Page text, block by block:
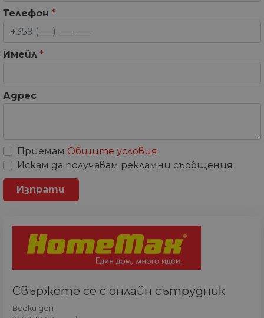
Телефон *
Имейл *
Адрес
Приемам Общите условия
Искам да получавам рекламни съобщения
Свържете се с онлайн сътрудник
Всеки ден